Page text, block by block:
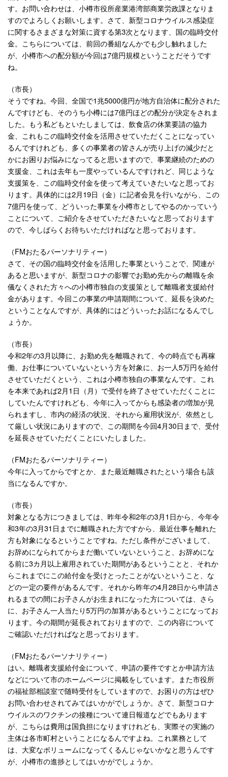
す。お問い合わせは、小樽市役所産業港湾部商業労政課となりま
すのでよろしくお願いします。さて、新型コロナウイルス感染症
に関するさまざまな対策に資する第3次となります、国の臨時交付
金。こちらについては、前回の番組なんかでも少し触れました
が、小樽市への配分額が今回は7億円規模ということだそうです
ね。
（市長）
そうですね。今回、全国で1兆5000億円が地方自治体に配分された
んですけども、そのうち小樽には7億円ほどの配分が決定をされま
した。もう私どもといたしましては、飲食店の休業要請の協力
金、これもこの臨時交付金を活用させていただくことになってい
るんですけれども、多くの事業者の皆さんが売り上げの減少だと
かにお困りお悩みになってると思いますので、事業継続のための
支援金、これは去年も一度やっているんですけれど、同じような
支援策を、この臨時交付金を使って考えていきたいなと思ってお
ります。具体的には2月19日（金）に記者会見を行いながら、この
7億円を使って、どういった事業を小樽市としてやるのかっていう
ことについて、ご紹介をさせていただきたいなと思っております
ので、今しばらくお待ちいただければなと思っております。
（FMおたるパーソナリティー）
さて、その国の臨時交付金を活用した事業ということで、関連が
あると思いますが、新型コロナの影響でお勤め先からの離職を余
儀なくされた方々への小樽市独自の支援策として離職者支援給付
金があります。今回この事業の申請期間について、延長を決めた
ということなんですが、具体的にはどういったお話になるんでし
ょうか。
（市長）
令和2年の3月以降に、お勤め先を離職されて、今の時点でも再稼
働、お仕事についていないという方を対象に、お一人5万円を給付
させていただくという、これは小樽市独自の事業なんです。これ
を本来であれば2月1日（月）で受付を終了させていただくことに
していたんですけれども、今年に入ってからも感染者の増加が見
られますし、市内の経済の状況、それから雇用状況が、依然とし
て厳しい状況にありますので、この期間を今回4月30日まで、受付
を延長させていただくことにいたしました。
（FMおたるパーソナリティー）
今年に入ってからですとか、また最近離職されたという場合も該
当になるんですか。
（市長）
対象となる方につきましては、昨年令和2年の3月1日から、今年令
和3年の3月31日までに離職された方ですから、最近仕事を離れた
方も対象になるということですね。ただし条件がございまして、
お辞めになられてからまだ働いていないということ、お辞めにな
る前に3カ月以上雇用されていた期間があるということと、それか
らこれまでにこの給付金を受けとったことがないということ、な
どの一定の要件があるんです。それから昨年の4月28日から申請さ
れるまでの間にお子さんがお生まれになった方については、さら
に、お子さん一人当たり5万円の加算があるということになってお
ります。今の期間が延長されておりますので、この内容について
ご確認いただければなと思っております。
（FMおたるパーソナリティー）
はい。離職者支援給付金について、申請の要件ですとか申請方法
などについて市のホームページに掲載をしています。また市役所
の福祉部相談室で随時受付をしていますので、お困りの方はぜひ
お問い合わせされてみてはいかがでしょうか。さて、新型コロナ
ウイルスのワクチンの接種について連日報道などでもあります
が、こちらは費用は国負担になりますけれども、実際その実施の
主体は各市町村ということになるんですよね。これ業務として
は、大変なボリュームになってくるんじゃないかなと思うんです
が、小樽市の進捗としてはいかがでしょうか。